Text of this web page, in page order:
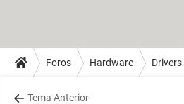
Foros Hardware Drivers
Tema Anterior